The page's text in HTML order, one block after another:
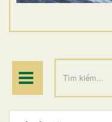
ĐIỂM HÀNH HƯƠNG